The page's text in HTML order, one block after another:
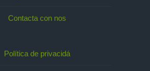
Contacta con nos
Política de privacidá